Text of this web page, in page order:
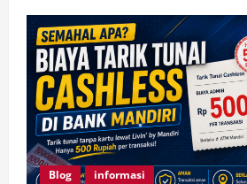
Blog informasi